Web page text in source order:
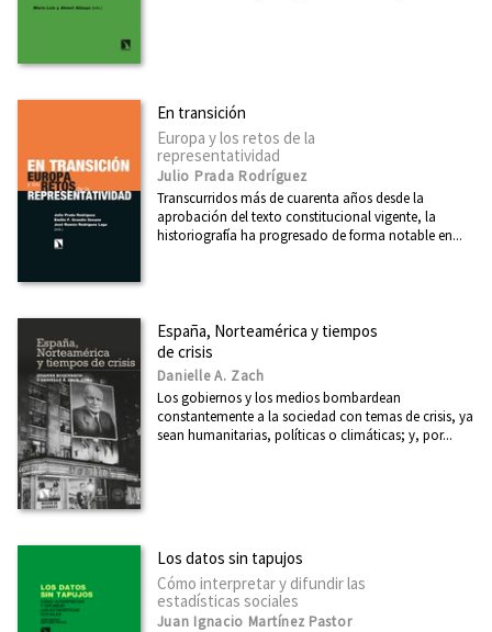
En transición
Europa y los retos de la
representatividad
Julio Prada Rodríguez
Transcurridos más de cuarenta años desde la
aprobación del texto constitucional vigente, la
historiografía ha progresado de forma notable en...
España, Norteamérica y tiempos
de crisis
Danielle A. Zach
Los gobiernos y los medios bombardean
constantemente a la sociedad con temas de crisis, ya
sean humanitarias, políticas o climáticas; y, por...
Los datos sin tapujos
Cómo interpretar y difundir las
estadísticas sociales
Juan Ignacio Martínez Pastor